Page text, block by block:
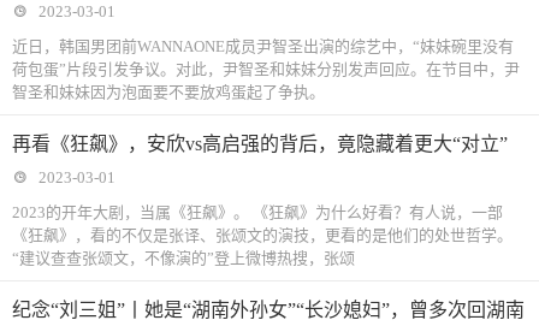
2023-03-01
近日，韩国男团前WANNAONE成员尹智圣出演的综艺中，“妹妹碗里没有
荷包蛋”片段引发争议。对此，尹智圣和妹妹分别发声回应。在节目中，尹
智圣和妹妹因为泡面要不要放鸡蛋起了争执。
再看《狂飙》，安欣vs高启强的背后，竟隐藏着更大“对立”
2023-03-01
2023的开年大剧，当属《狂飙》。 《狂飙》为什么好看？有人说，一部
《狂飙》，看的不仅是张译、张颂文的演技，更看的是他们的处世哲学。
“建议查查张颂文，不像演的”登上微博热搜，张颂
纪念“刘三姐”丨她是“湖南外孙女”“长沙媳妇”，曾多次回湖南